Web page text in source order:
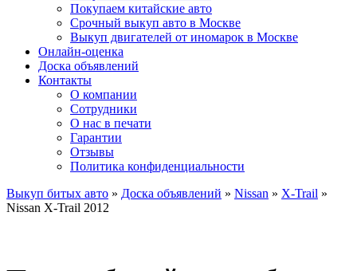
Покупаем китайские авто
Срочный выкуп авто в Москве
Выкуп двигателей от иномарок в Москве
Онлайн-оценка
Доска объявлений
Контакты
О компании
Сотрудники
О нас в печати
Гарантии
Отзывы
Политика конфиденциальности
Выкуп битых авто » Доска объявлений » Nissan » X-Trail »
Nissan X-Trail 2012